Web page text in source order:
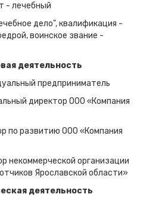
- лечебный
дело", квалификация -
воинское звание -
деятельность
предприниматель
директор ООО «Компания
по развитию ООО «Компания
некоммерческой организации
Ярославской области»
деятельность